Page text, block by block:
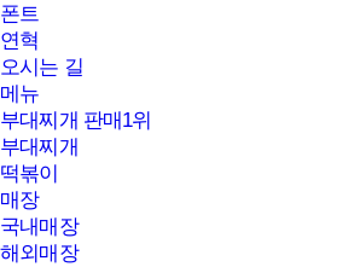
폰트
연혁
오시는 길
메뉴
부대찌개 판매1위
부대찌개
떡볶이
매장
국내매장
해외매장